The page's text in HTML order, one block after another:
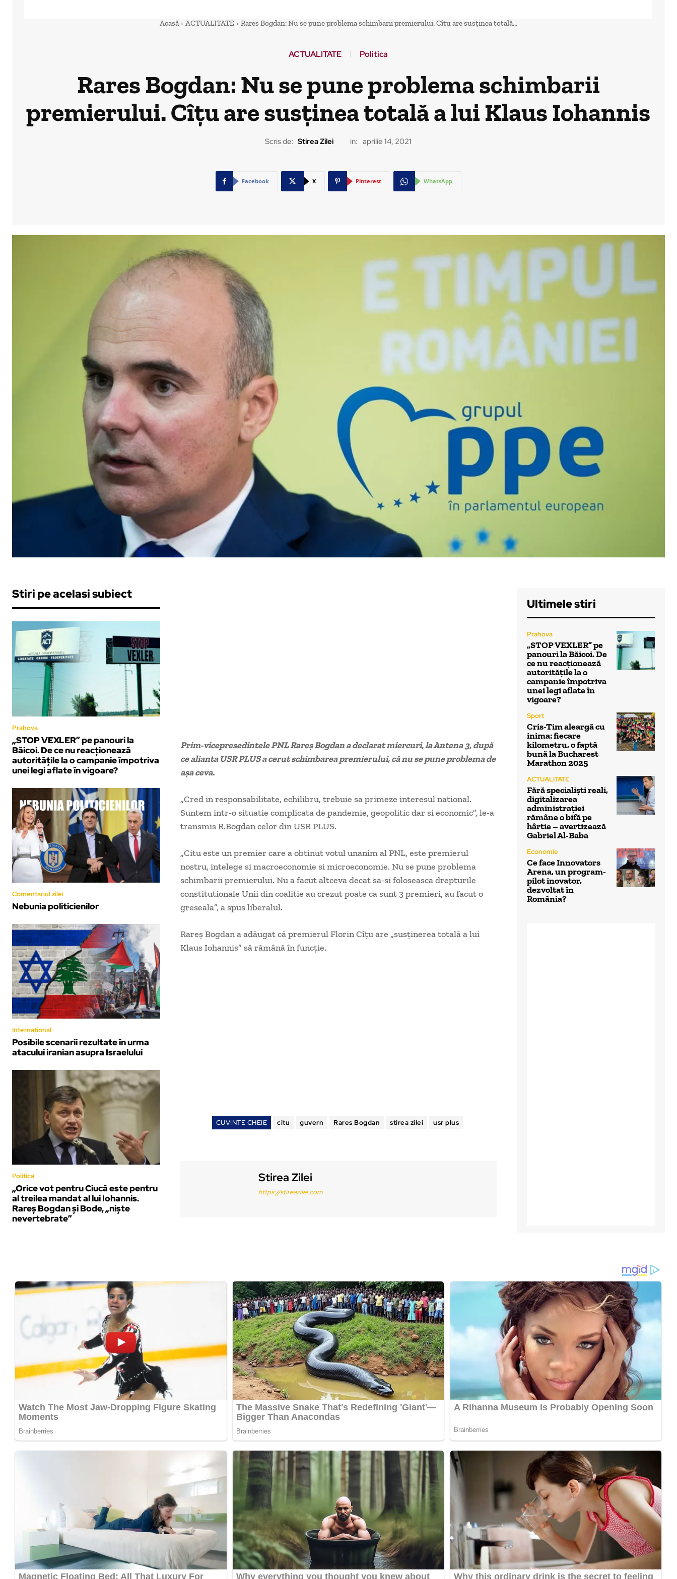
Acasă ACTUALITATE Rares Bogdan: Nu se pune problema schimbarii premierului. Cîțu are susținea totală...
ACTUALITATE Politica
Rares Bogdan: Nu se pune problema schimbarii
premierului. Cîțu are susținea totală a lui Klaus Iohannis
Scris de: Stirea Zilei in: aprilie 14, 2021
Facebook X Pinterest WhatsApp
Stiri pe acelasi subiect
Prahova
„STOP VEXLER” pe panouri la
Băicoi. De ce nu reacționează
autoritățile la o campanie împotriva
unei legi aflate în vigoare?
Comentariul zilei
Nebunia politicienilor
International
Posibile scenarii rezultate în urma
atacului iranian asupra Israelului
Politica
„Orice vot pentru Ciucă este pentru
al treilea mandat al lui Iohannis.
Rareș Bogdan și Bode, „niște
nevertebrate”
Prim-vicepresedintele PNL Rareș Bogdan a declarat miercuri, la Antena 3, după
ce alianta USR PLUS a cerut schimbarea premierului, că nu se pune problema de
așa ceva.
„Cred in responsabilitate, echilibru, trebuie sa primeze interesul national.
Suntem intr-o situatie complicata de pandemie, geopolitic dar si economic”, le-a
transmis R.Bogdan celor din USR PLUS.
„Citu este un premier care a obtinut votul unanim al PNL, este premierul
nostru, intelege si macroeconomie si microeconomie. Nu se pune problema
schimbarii premierului. Nu a facut altceva decat sa-si foloseasca drepturile
constitutionale Unii din coalitie au crezut poate ca sunt 3 premieri, au facut o
greseala”, a spus liberalul.
Rareș Bogdan a adăugat că premierul Florin Cîțu are „susținerea totală a lui
Klaus Iohannis” să rămână în funcție.
CUVINTE CHEIE citu guvern Rares Bogdan stirea zilei usr plus
Stirea Zilei
https://stireazilei.com
Ultimele stiri
Prahova
„STOP VEXLER” pe
panouri la Băicoi. De
ce nu reacționează
autoritățile la o
campanie împotriva
unei legi aflate în
vigoare?
Sport
Cris-Tim aleargă cu
inima: fiecare
kilometru, o faptă
bună la Bucharest
Marathon 2025
ACTUALITATE
Fără specialiști reali,
digitalizarea
administrației
rămâne o bifă pe
hârtie – avertizează
Gabriel Al-Baba
Economie
Ce face Innovators
Arena, un program-
pilot inovator,
dezvoltat în
România?